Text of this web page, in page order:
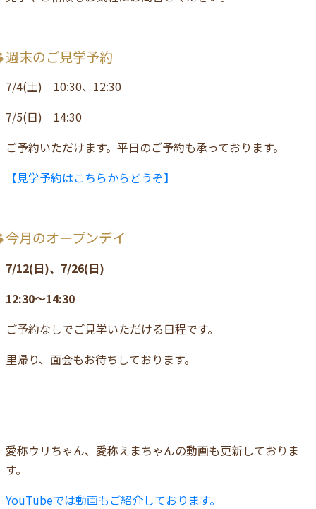
週末のご見学予約
7/4(土) 10:30、12:30
7/5(日) 14:30
ご予約いただけます。平日のご予約も承っております。
【見学予約はこちらからどうぞ】
今月のオープンデイ
7/12(日)、7/26(日)
12:30～14:30
ご予約なしでご見学いただける日程です。
里帰り、面会もお待ちしております。
愛称ウリちゃん、愛称えまちゃんの動画も更新しておりま
す。
YouTubeでは動画もご紹介しております。